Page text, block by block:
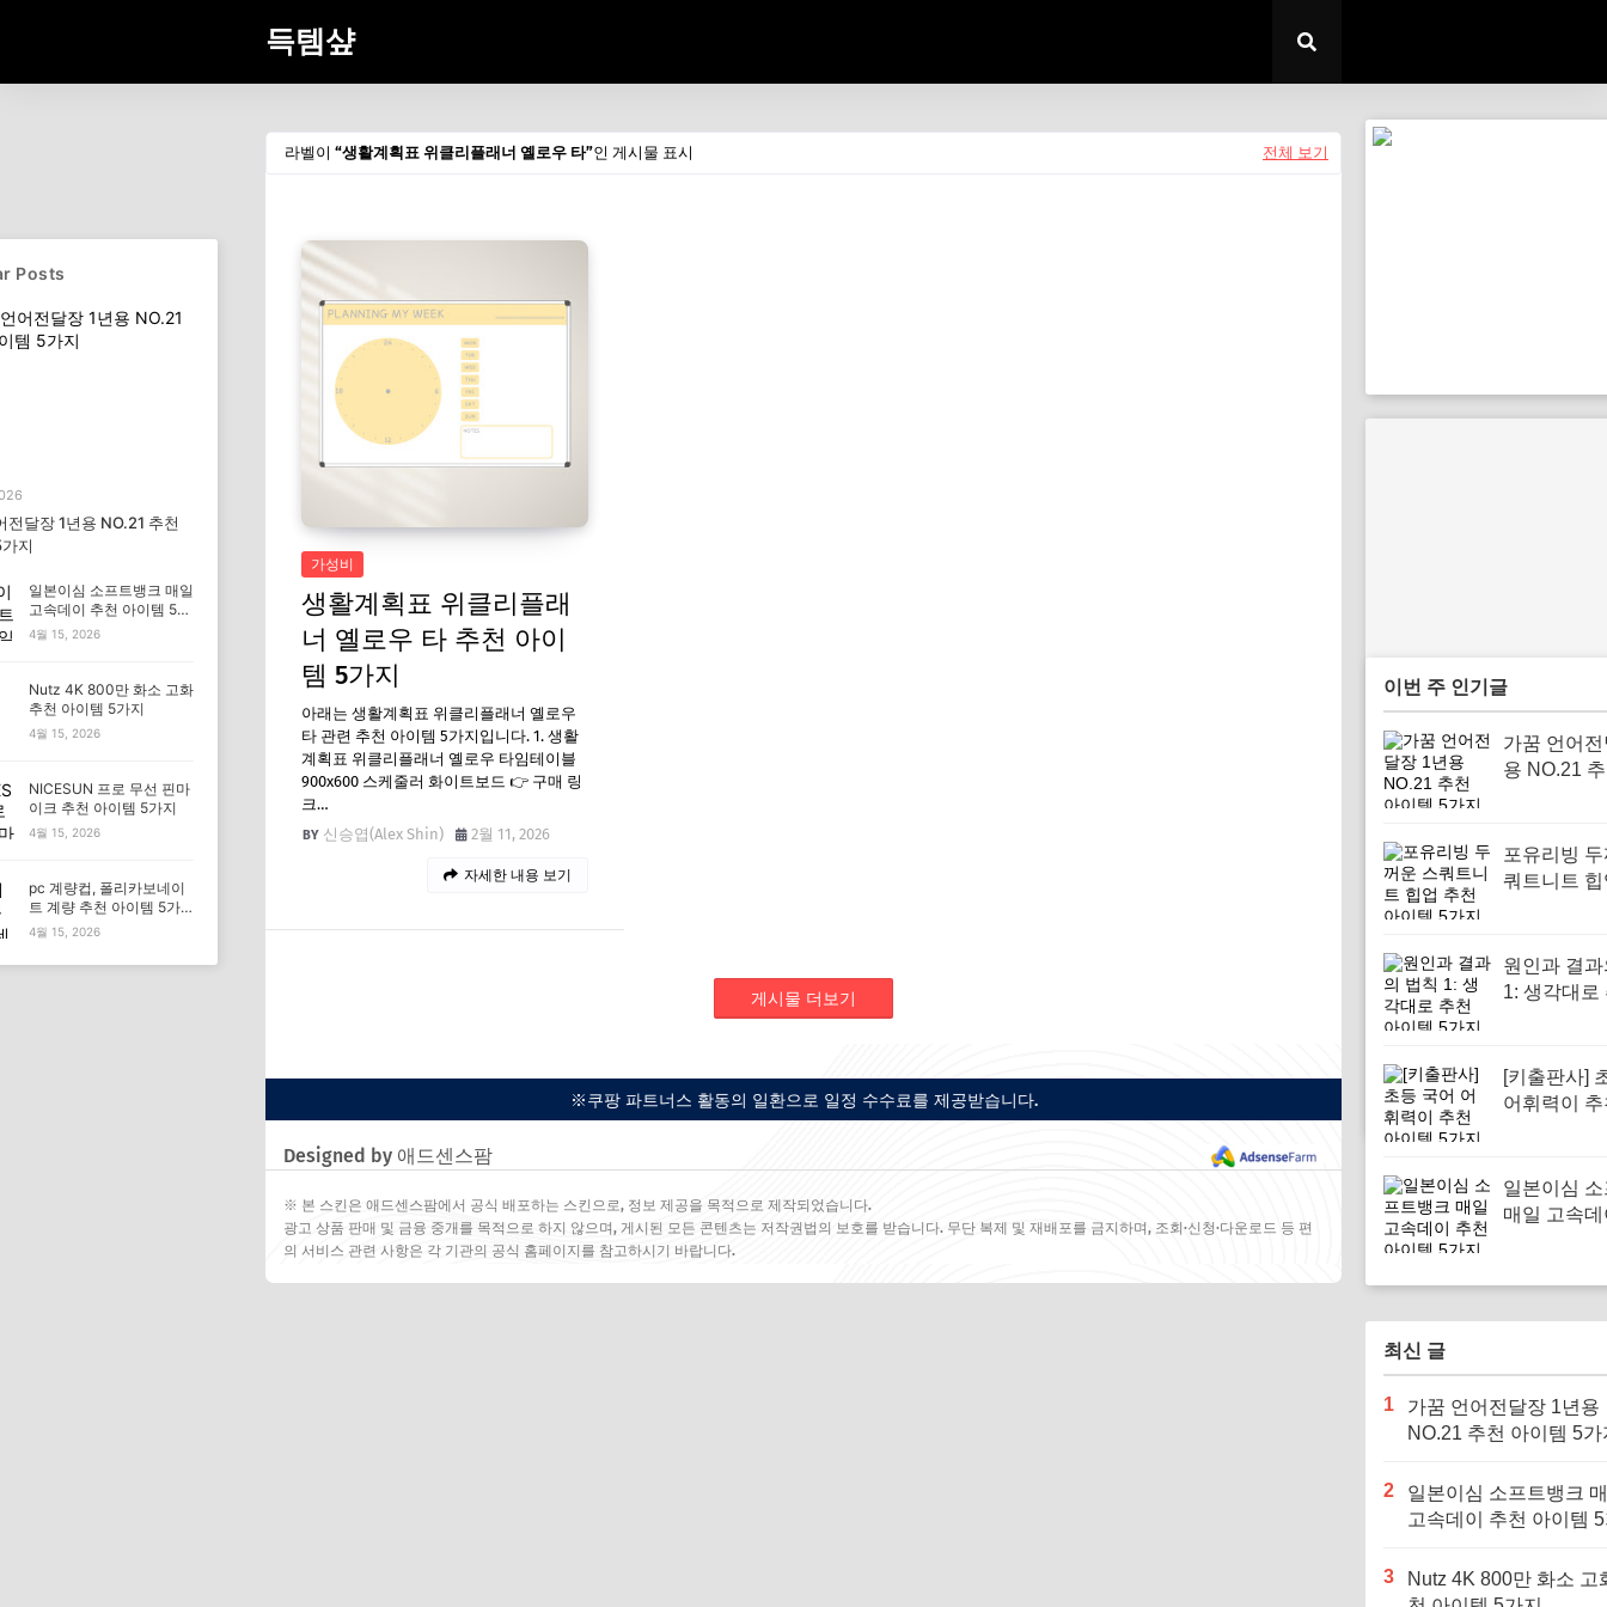
득템샾
라벨이 생활계획표 위클리플래너 옐로우 타 인 게시물 표시 전체 보기
가성비
생활계획표 위클리플래
너 옐로우 타 추천 아이
템 5가지
아래는 생활계획표 위클리플래너 옐로우
타 관련 추천 아이템 5가지입니다. 1. 생활
계획표 위클리플래너 옐로우 타임테이블
900x600 스케줄러 화이트보드 👉 구매 링
크…
신승엽(Alex Shin)
2월 11, 2026
자세한 내용 보기
게시물 더보기
※쿠팡 파트너스 활동의 일환으로 일정 수수료를 제공받습니다.
Designed by 애드센스팜
※ 본 스킨은 애드센스팜에서 공식 배포하는 스킨으로, 정보 제공을 목적으로 제작되었습니다.
광고 상품 판매 및 금융 중개를 목적으로 하지 않으며, 게시된 모든 콘텐츠는 저작권법의 보호를 받습니다. 무단 복제 및 재배포를 금지하며, 조회·신청·다운로드 등 편
의 서비스 관련 사항은 각 기관의 공식 홈페이지를 참고하시기 바랍니다.
이번 주 인기글
가꿈 언어
용 NO.21
포유리빙
쿼트니트
원인과 결
1: 생각대로
[키출판사]
어휘력이
일본이심
매일 고속
최신 글
1
가꿈 언어전달장 1년용
NO.21 추천 아이템 5가
2
일본이심 소프트뱅크
고속데이 추천 아이템
3
Nutz 4K 800만 화소 고
Posts
전달장 1년용 NO.21 추천
지
일본이심 소프트뱅크 매일
고속데이 추천 아이템 5가
지
4월 15, 2026
Nutz 4K 800만 화소 고화
추천 아이템 5가지
4월 15, 2026
NICESUN 프로 무선 핀마
이크 추천 아이템 5가지
4월 15, 2026
pc 계량컵, 폴리카보네이
트 계량 추천 아이템 5가
지
4월 15, 2026